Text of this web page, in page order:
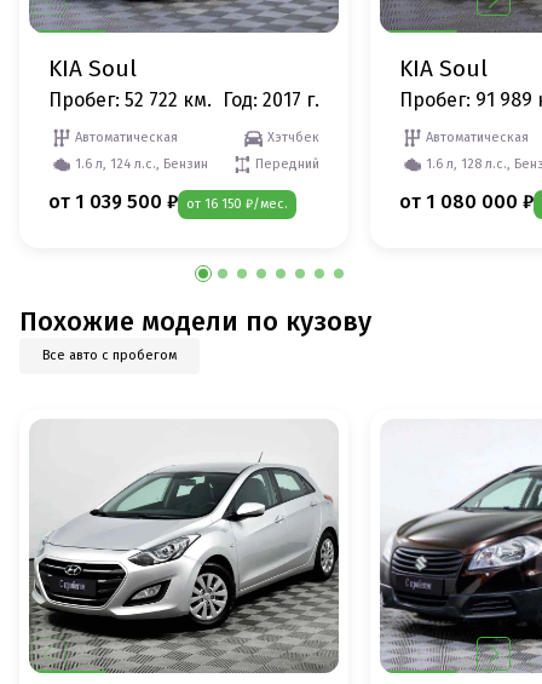
KIA Soul
Пробег: 52 722 км. Год: 2017 г.
Автоматическая
Хэтчбек
1.6 л, 124 л.с., Бензин
Передний
от 1 039 500 ₽ от 16 150 ₽/мес.
KIA Soul
Пробег: 91 989
Автоматическая
1.6 л, 128 л.с.,
от 1 080 000 ₽
Похожие модели по кузову
Все авто с пробегом